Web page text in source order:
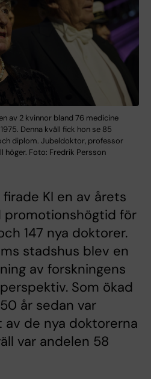
av 2 kvinnor bland 76 medicine
Denna kväll fick hon se 85
diplom. Jubeldoktor, professor
höger. Foto: Fredrik Persson
KI en av årets
för
147 nya doktorer.
stadshus blev en
av forskningens
Som ökad
år sedan var
de nya doktorerna
var andelen 58